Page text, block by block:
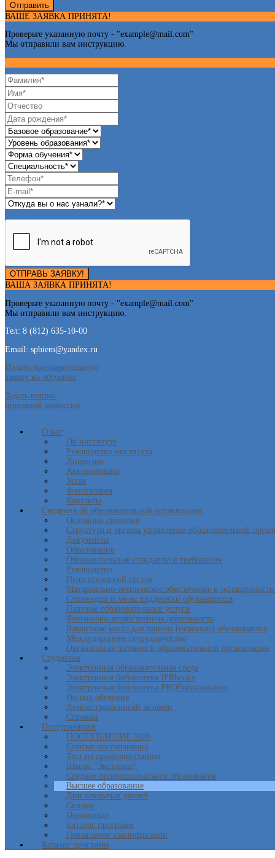
Отправить
ВАШЕ ЗАЯВКА ПРИНЯТА!
Проверьте указанную почту - "example@mail.com"
Мы отправили вам инструкцию.
ОТПРАВЬ ЗАЯВКУ!
ВАША ЗАЯВКА ПРИНЯТА!
Проверьте указанную почту - "example@mail.com"
Мы отправили вам инструкцию.
Тел: 8 (812) 635-10-00
Email: spbiem@yandex.ru
Подать предварительную
заявку на обучение
Задать вопрос
приемной комиссии
О нас
Об институте
Руководство института
Лицензия
Аккредитация
Устав
Фотогалерея
Контакты
Сведения об образовательной организации
Основные сведения
Структура и органы управления образовательной
Документы
Образование
Образовательные стандарты и требования
Руководство
Педагогический состав
Материально-техническое обеспечение и
Стипендии и меры поддержки обучающихся
Платные образовательные услуги
Финансово-хозяйственная деятельность
Вакантные места для приема (перевода) обучающихся
Международное сотрудничество
Организация питания в образовательной организации
Студентам
Электронная образовательная среда
Электронная библиотека IPRbooks
Электронная библиотека PROFобразование
Оплата обучения
Демонстрационный экзамен
Справки
Поступающим
ПОСТУПЛЕНИЕ 2026
Списки поступающих
Тест на профориентацию
Школа "Экстернат"
Среднее профессиональное образование
Высшее образование
Дни открытых дверей
Скидки
Олимпиада
Каталог программ
Повышение квалификации
Каталог программ